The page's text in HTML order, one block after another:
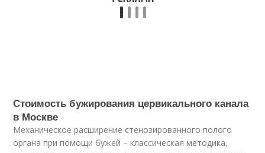
Стоимость бужирования цервикального канала
в Москве
Механическое расширение стенозированного полого
органа при помощи бужей – классическая методика,